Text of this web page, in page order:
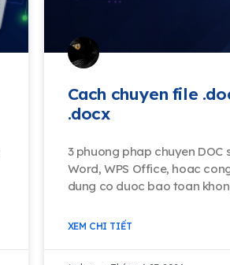
Cach chuyen file
.docx
3 phuong phap chuyen DOC
Word, WPS Office, hoac
dung co duoc bao toan
XEM CHI TIẾT